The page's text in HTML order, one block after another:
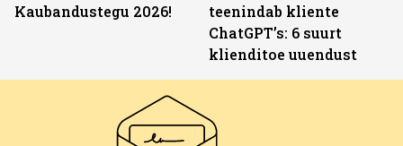
Kaubandustegu 2026!
teenindab kliente
ChatGPT’s: 6 suurt
klienditoe uuendust